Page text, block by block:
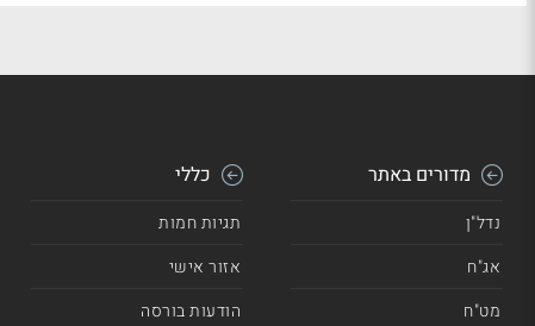
מדורים באתר
נדל"ן
אג"ח
מט"ח
כללי
תגיות חמות
אזור אישי
הודעות בורסה